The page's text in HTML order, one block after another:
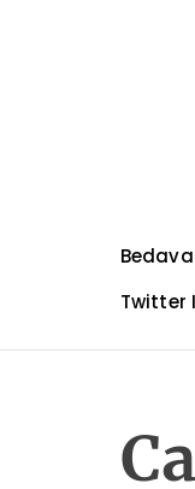
t
Twitter